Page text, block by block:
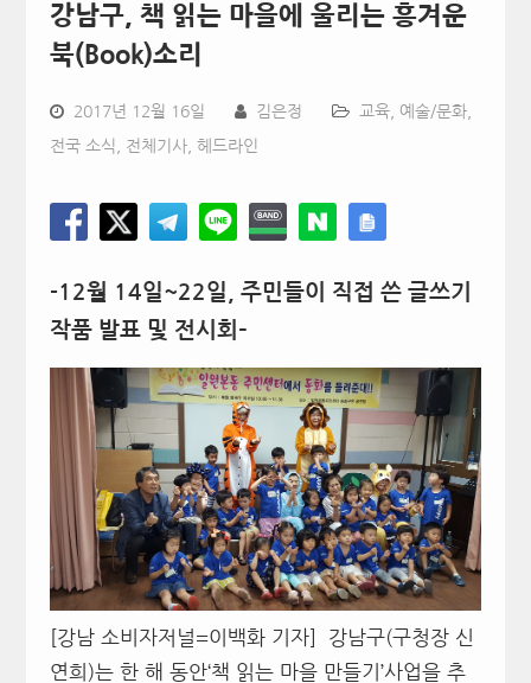
강남구, 책 읽는 마을에 울리는 흥겨운
북(Book)소리
2017년 12월 16일 김은정 교육, 예술/문화,
전국 소식 전체기사, 헤드라인
-12월 14일~22일
주민들이 직접 쓴 글쓰기
작품 발표 및 전시회 –
[강남 소비자저널=이백화 기자] 강남구(구청장 신
연희)는 한 해 동안‘책 읽는 마을 만들기’사업을 추